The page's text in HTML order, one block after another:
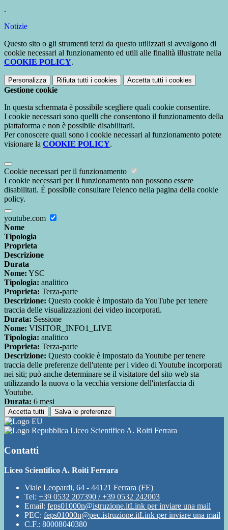
.
Notizie
Questo sito o gli strumenti terzi da questo utilizzati si avvalgono di
cookie necessari al funzionamento ed utili alle finalità illustrate nella
COOKIE POLICY.
Personalizza Rifiuta tutti i cookies Accetta tutti i cookies
Gestione cookie
In questa schermata è possibile scegliere quali cookie consentire.
I cookie necessari sono quelli che consentono il funzionamento della
piattaforma e non è possibile disabilitarli.
Per conoscere quali sono i cookie necessari al funzionamento potete
visionare la COOKIE POLICY.
Cookie necessari per il funzionamento
I cookie necessari per il funzionamento non possono essere
disabilitati. È possibile consultare l'elenco nella pagina della cookie
policy.
youtube.com
Nome
Tipologia
Proprieta
Descrizione
Durata
Nome: YSC
Tipologia: analitico
Proprieta: Terza-parte
Descrizione: Questo cookie è impostato da YouTube per tenere
traccia delle visualizzazioni dei video incorporati.
Durata: Sessione
Nome: VISITOR_INFO1_LIVE
Tipologia: analitico
Proprieta: Terza-parte
Descrizione: Questo cookie è impostato da Youtube per tenere
traccia delle preferenze dell'utente per i video di Youtube incorporati
nei siti; può anche determinare se il visitatore del sito web sta
utilizzando la nuova o la vecchia versione dell'interfaccia di
Youtube.
Durata: 6 mesi
Accetta tutti Salva le preferenze
Liceo Scientifico A. Roiti Ferrara
Contatti
Liceo Scientifico A. Roiti Ferrara
Viale Leopardi, 64 - 44121 Ferrara (FE)
Tel: +39 0532 207390 / +39 0532 242003
Email: feps01000n@istruzione.itLink per inviare una mail
PEC: feps01000n@pec.istruzione.itLink per inviare una mail
C.F.: 80008040380